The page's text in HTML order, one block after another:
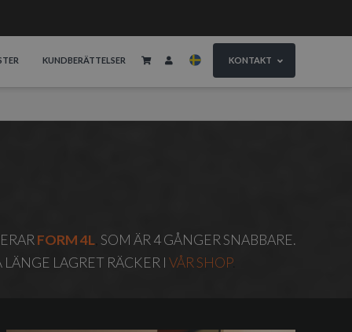
KUNDBERÄTTELSER KONTAKT
FORM 4L, SOM ÄR 4 GÅNGER SNABBARE.
LAGRET RÄCKER I VÅR SHOP.